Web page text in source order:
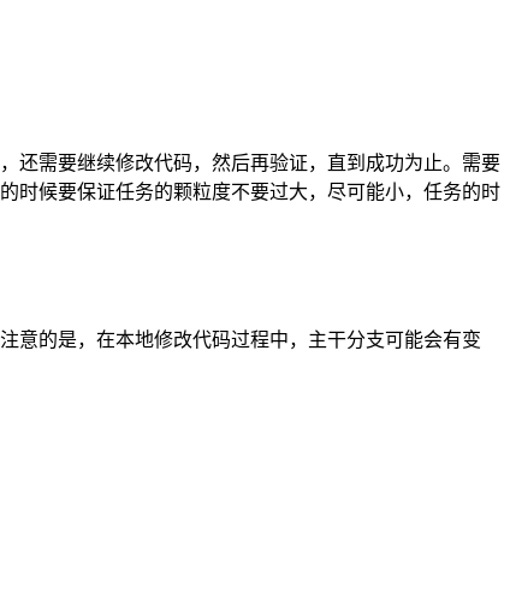
还需要继续修改代码，然后再验证，直到成功为止。需要
时候要保证任务的颗粒度不要过大，尽可能小，任务的时
意的是，在本地修改代码过程中，主干分支可能会有变